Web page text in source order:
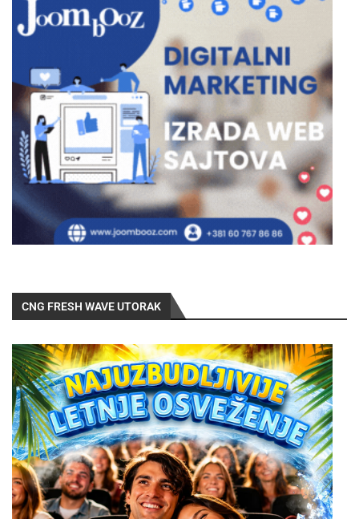
CNG FRESH WAVE UTORAK